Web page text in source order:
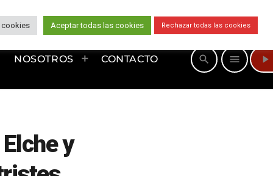
NOSOTROS CONTACTO search menu play_arrow
y
cookies Aceptar todas las cookies Rechazar todas las cookies